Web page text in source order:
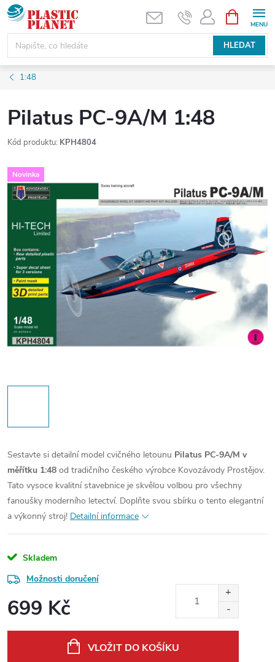
Přejít
na
obsah
HLEDAT
NÁKUPNÍ
KOŠÍK
1:48
Pilatus PC-9A/M 1:48
Kód produktu: KPH4804
Novinka
Sestavte si detailní model cvičného letounu Pilatus PC-9A/M v
měřítku 1:48 od tradičního českého výrobce Kovozávody Prostějov.
Tato vysoce kvalitní stavebnice je skvělou volbou pro všechny
fanoušky moderního letectví. Doplňte svou sbírku o tento elegantní
a výkonný stroj! Detailní informace
Skladem
Možnosti doručení
699 Kč
VLOŽIT DO KOŠÍKU